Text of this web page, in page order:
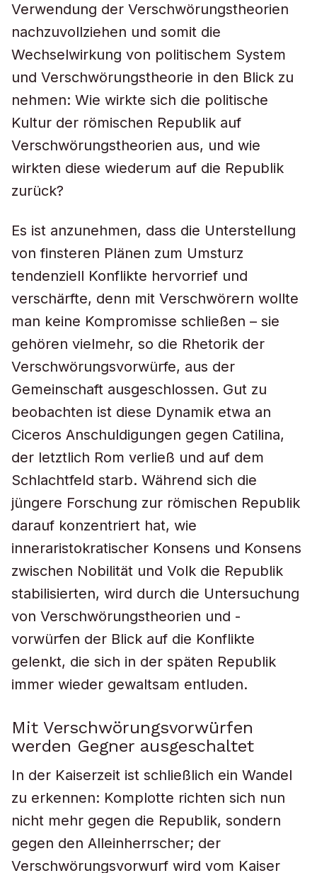
Verwendung der Verschwörungstheorien
nachzuvollziehen und somit die
Wechselwirkung von politischem System
und Verschwörungstheorie in den Blick zu
nehmen: Wie wirkte sich die politische
Kultur der römischen Republik auf
Verschwörungstheorien aus, und wie
wirkten diese wiederum auf die Republik
zurück?
Es ist anzunehmen, dass die Unterstellung
von finsteren Plänen zum Umsturz
tendenziell Konflikte hervorrief und
verschärfte, denn mit Verschwörern wollte
man keine Kompromisse schließen – sie
gehören vielmehr, so die Rhetorik der
Verschwörungsvorwürfe, aus der
Gemeinschaft ausgeschlossen. Gut zu
beobachten ist diese Dynamik etwa an
Ciceros Anschuldigungen gegen Catilina,
der letztlich Rom verließ und auf dem
Schlachtfeld starb. Während sich die
jüngere Forschung zur römischen Republik
darauf konzentriert hat, wie
inneraristokratischer Konsens und Konsens
zwischen Nobilität und Volk die Republik
stabilisierten, wird durch die Untersuchung
von Verschwörungstheorien und -
vorwürfen der Blick auf die Konflikte
gelenkt, die sich in der späten Republik
immer wieder gewaltsam entluden.
Mit Verschwörungsvorwürfen
werden Gegner ausgeschaltet
In der Kaiserzeit ist schließlich ein Wandel
zu erkennen: Komplotte richten sich nun
nicht mehr gegen die Republik, sondern
gegen den Alleinherrscher; der
Verschwörungsvorwurf wird vom Kaiser